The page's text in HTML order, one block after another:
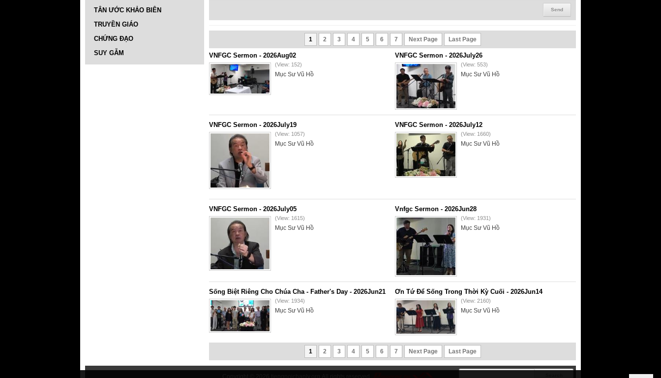
TÂN ƯỚC KHẢO BIÊN
TRUYỀN GIÁO
CHỨNG ĐẠO
SUY GẪM
1 2 3 4 5 6 7 Next Page Last Page
VNFGC Sermon - 2026Aug02
(View: 152)
Mục Sư Vũ Hồ
VNFGC Sermon - 2026July26
(View: 553)
Mục Sư Vũ Hồ
VNFGC Sermon - 2026July19
(View: 1057)
Mục Sư Vũ Hồ
VNFGC Sermon - 2026July12
(View: 1660)
Mục Sư Vũ Hồ
VNFGC Sermon - 2026July05
(View: 1615)
Mục Sư Vũ Hồ
Vnfgc Sermon - 2026Jun28
(View: 1931)
Mục Sư Vũ Hồ
Sống Biệt Riêng Cho Chúa Cha - Father's Day - 2026Jun21
(View: 1934)
Mục Sư Vũ Hồ
Ơn Tứ Để Sống Trong Thời Kỳ Cuối - 2026Jun14
(View: 2160)
Mục Sư Vũ Hồ
1 2 3 4 5 6 7 Next Page Last Page